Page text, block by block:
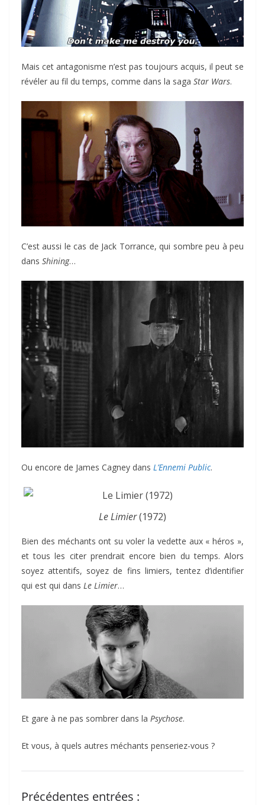
Mais cet antagonisme n’est pas toujours acquis, il peut se
révéler au fil du temps, comme dans la saga Star Wars.
C’est aussi le cas de Jack Torrance, qui sombre peu à peu
dans Shining…
Ou encore de James Cagney dans L’Ennemi Public.
Le Limier(1972)
Bien des méchants ont su voler la vedette aux « héros »,
et tous les citer prendrait encore bien du temps. Alors
soyez attentifs, soyez de fins limiers, tentez d’identifier
qui est qui dans Le Limier…
Et gare à ne pas sombrer dans la Psychose.
Et vous, à quels autres méchants penseriez-vous ?
Précédentes entrées :